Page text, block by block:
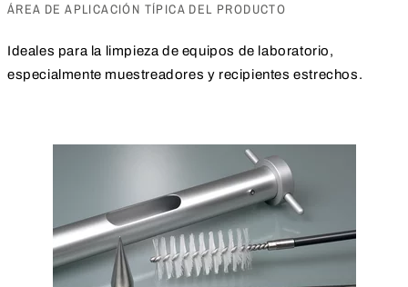
ÁREA DE APLICACIÓN TÍPICA DEL PRODUCTO
Ideales para la limpieza de equipos de laboratorio,
especialmente muestreadores y recipientes estrechos.